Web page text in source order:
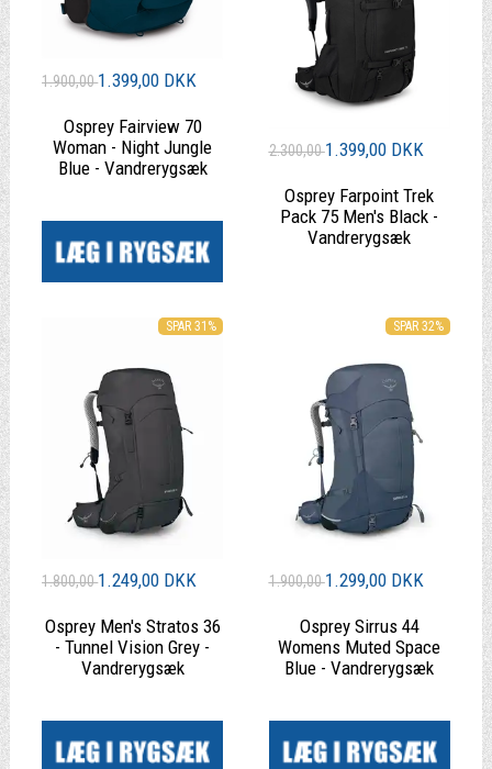
1.900,001.399,00 DKK
Osprey Fairview 70
Woman - Night Jungle
Blue - Vandrerygsæk
2.300,001.399,00 DKK
Osprey Farpoint Trek
Pack 75 Men's Black -
Vandrerygsæk
SPAR 31%
1.800,001.249,00 DKK
Osprey Men's Stratos 36
- Tunnel Vision Grey -
Vandrerygsæk
SPAR 32%
1.900,001.299,00 DKK
Osprey Sirrus 44
Womens Muted Space
Blue - Vandrerygsæk